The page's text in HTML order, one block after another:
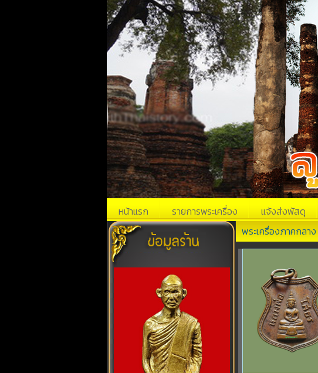
หน้าแรก รายการพระเครื่อง แจ้งส่งพัสดุ
พระเครื่องภาคกลาง